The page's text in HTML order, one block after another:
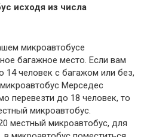
исходя из числа
микроавтобусе
багажное место. Если вам
14 человек с багажом или без,
Мерседес
перевезти до 18 человек, то
микроавтобус.
местный микроавтобус, для